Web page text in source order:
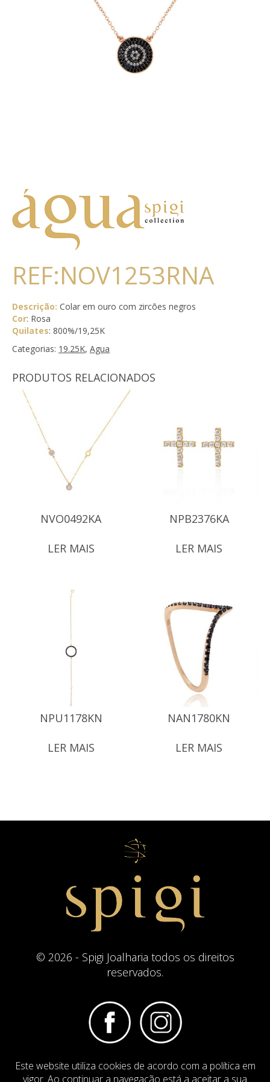
Este website utiliza cookies de acordo com a política em
vigor. Ao continuar a navegação está a aceitar a sua
REF:NOV1253RNA
Descrição: Colar em ouro com zircões negros
Cor: Rosa
Quilates: 800%/19,25K
Categorias: 19.25K, Agua
PRODUTOS RELACIONADOS
NVO0492KA
LER MAIS
NPB2376KA
LER MAIS
NPU1178KN
LER MAIS
NAN1780KN
LER MAIS
© 2026 - Spigi Joalharia todos os direitos
reservados.
Termos e Condições Website Politica de Cookies